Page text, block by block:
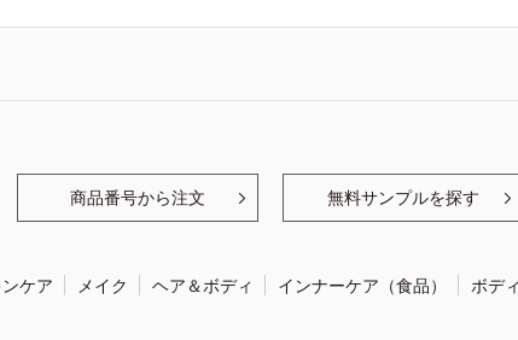
商品番号から注文 無料サンプルを探す
ケア メイク ヘア＆ボディ インナーケア（食品） ボデ